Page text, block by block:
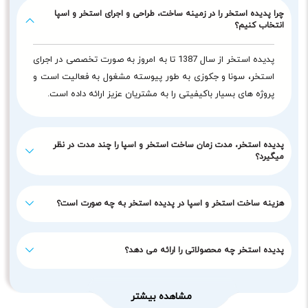
چرا پدیده استخر را در زمینه ساخت، طراحی و اجرای استخر و اسپا
انتخاب کنیم؟
پدیده استخر از سال 1387 تا به امروز به صورت تخصصی در اجرای
استخر، سونا و جکوزی به طور پیوسته مشغول به فعالیت است و
پروژه های بسیار باکیفیتی را به مشتریان عزیز ارائه داده است.
پدیده استخر، مدت زمان ساخت استخر و اسپا را چند مدت در نظر
میگیرد؟
هزینه ساخت استخر و اسپا در پدیده استخر به چه صورت است؟
پدیده استخر چه محصولاتی را ارائه می دهد؟
مشاهده بیشتر